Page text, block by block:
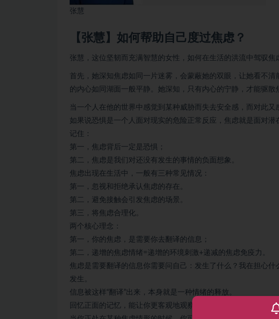
张慧
【张慧】如何帮助自己度过焦虑？
张慧，这位坚韧而充满智慧的女性，如何在生活的洪流中驾驭
首先，她深知焦虑如同一片迷雾，会蒙蔽她的双眼，让她看不
的内心如同湖面一般平静。她深知，只有内心的宁静，才能驱散
当一个人在他的世界中感觉到某种威胁而失去安全感，而对此又
如果说恐惧是一个人面对现实的危险正常反应，焦虑就是面对潜
记住：
第一，焦虑背后一定是恐惧；
第二，焦虑是我们对还没有发生的事情的负面想象。
焦虑出现在生活中，一般有三种常见情况：
第一，忽视和拒绝承认焦虑的存在。
第二，避免接触会引发焦虑的场景。
第三，将焦虑合理化。
两个核心理念：
第一，你的焦虑，是需要你去翻译的信息；
第二，递增的焦虑情绪=递增的环境刺激+递减的焦虑免疫力。
焦虑是需要翻译的信息你需要问自己：发生了什么？我在担心
发生。
信息被这样“翻译”出来，本身就是一种情绪的释放。
回忆正面的记忆，能让你更客观地观察到，人的状态是流动的